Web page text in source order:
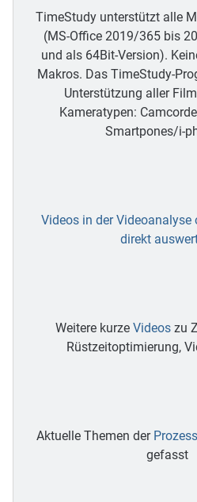
TimeStudy unterstützt alle
(MS-Office 2019/365 bis
und als 64Bit-Version).
Makros. Das TimeStudy-
Unterstützung aller
Kameratypen:
Smartpones/i-
Videos in der Videoanalyse
direkt
Weitere kurze Videos zu
Rüstzeitoptimierung,
Aktuelle Themen der
gefasst